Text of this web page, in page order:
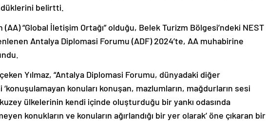
belirtti.
(AA) “Global İletişim Ortağı” olduğu, Belek Turizm Bölgesi’ndeki NEST
Antalya Diplomasi Forumu (ADF) 2024’te, AA muhabirine
Yılmaz, “Antalya Diplomasi Forumu, dünyadaki diğer
konuları konuşan, mazlumların, mağdurların sesi
ülkelerinin kendi içinde oluşturduğu bir yankı odasında
konukların ve konuların ağırlandığı bir yer olarak’ öne çıkaran bir